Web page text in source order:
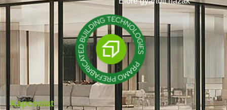
Kapcsolat